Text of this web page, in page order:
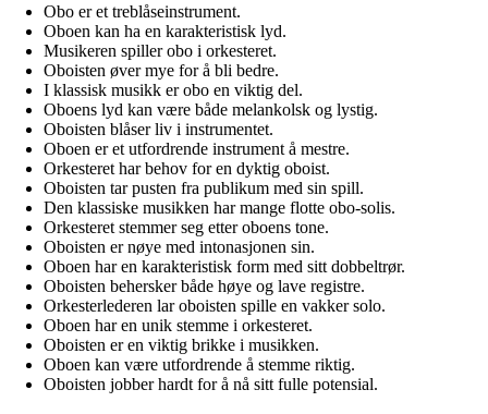
Obo er et treblåseinstrument.
Oboen kan ha en karakteristisk lyd.
Musikeren spiller obo i orkesteret.
Oboisten øver mye for å bli bedre.
I klassisk musikk er obo en viktig del.
Oboens lyd kan være både melankolsk og lystig.
Oboisten blåser liv i instrumentet.
Oboen er et utfordrende instrument å mestre.
Orkesteret har behov for en dyktig oboist.
Oboisten tar pusten fra publikum med sin spill.
Den klassiske musikken har mange flotte obo-solis.
Orkesteret stemmer seg etter oboens tone.
Oboisten er nøye med intonasjonen sin.
Oboen har en karakteristisk form med sitt dobbeltrør.
Oboisten behersker både høye og lave registre.
Orkesterlederen lar oboisten spille en vakker solo.
Oboen har en unik stemme i orkesteret.
Oboisten er en viktig brikke i musikken.
Oboen kan være utfordrende å stemme riktig.
Oboisten jobber hardt for å nå sitt fulle potensial.